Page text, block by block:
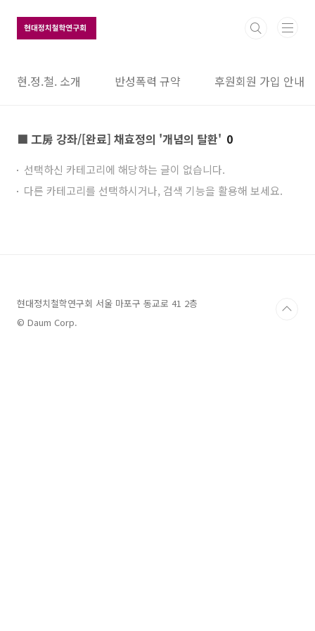
현.정.철. 소개 반성폭력 규약 후원회원 가입 안내
■ 工房 강좌/[완료] 채효정의 '개념의 탈환' 0
선택하신 카테고리에 해당하는 글이 없습니다.
다른 카테고리를 선택하시거나, 검색 기능을 활용해 보세요.
현대정치철학연구회 서울 마포구 동교로 41 2층
© Daum Corp.